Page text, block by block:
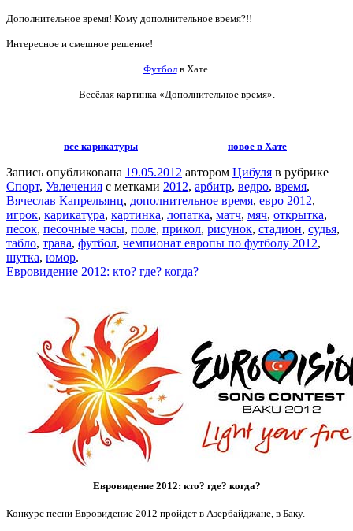
Дополнительное время! Кому дополнительное время?!!
Интересное и смешное решение!
Футболв Хате.
Весёлая картинка «Дополнительное время».
все карикатуры новое в Хате
Запись опубликована 19.05.2012 автором Цибуля в рубрике
Спорт, Увлечения с метками 2012, арбитр, ведро, время,
Вячеслав Капрельянц, дополнительное время, евро 2012,
игрок, карикатура, картинка, лопатка, матч, мяч, открытка,
песок, песочные часы, поле, прикол, рисунок, стадион, судья,
табло, трава, футбол, чемпионат европы по футболу 2012,
шутка, юмор.
Евровидение 2012: кто? где? когда?
Евровидение 2012: кто? где? когда?
Конкурс песни Евровидение 2012 пройдет в Азербайджане, в Баку.